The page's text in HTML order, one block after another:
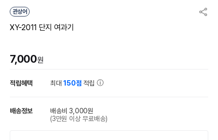
관상어
XY-2011 단지 여과기
7,000원
적립혜택 최대150점 적립
배송정보
배송비 3,000원
(3만원 이상 무료배송)